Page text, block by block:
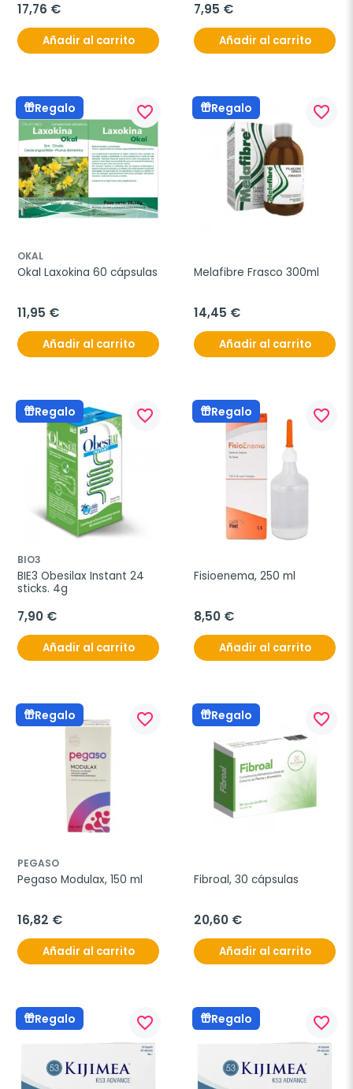
17,76 €
Añadir al carrito
7,95 €
Añadir al carrito
Regalo favorite_border
OKAL
Okal Laxokina 60 cápsulas
11,95 €
Añadir al carrito
Regalo favorite_border
Melafibre Frasco 300ml
14,45 €
Añadir al carrito
Regalo favorite_border
BIO3
BIE3 Obesilax Instant 24
sticks. 4g
7,90 €
Añadir al carrito
Regalo favorite_border
Fisioenema, 250 ml
8,50 €
Añadir al carrito
Regalo favorite_border
PEGASO
Pegaso Modulax, 150 ml
16,82 €
Añadir al carrito
Regalo favorite_border
Fibroal, 30 cápsulas
20,60 €
Añadir al carrito
Regalo favorite_border Regalo favorite_border